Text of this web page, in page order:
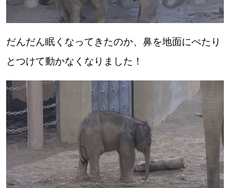
道央
KEYWORD キーワード
Sitakke編集部あい
【いろんな価値観や生き方に触れたい】
Sitakke編集部 IKU 【まったり楽しみたい】
【暮らしの知恵を身につけたい】 札幌市
【札幌のお気に入りを見つけたい】
だんだん眠くなってきたのか、鼻を地面にぺたり
とつけて動かなくなりました！